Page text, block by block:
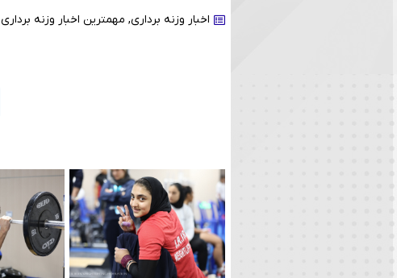
اخبار وزنه برداری, مهمترین اخبار وزنه برداری